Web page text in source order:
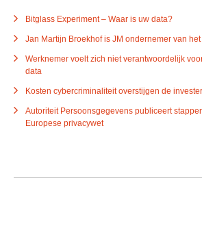
Bitglass Experiment – Waar is uw data?
Jan Martijn Broekhof is JM ondernemer van
Werknemer voelt zich niet verantwoordelijk
data
Kosten cybercriminaliteit overstijgen de
Autoriteit Persoonsgegevens publiceert
Europese privacywet